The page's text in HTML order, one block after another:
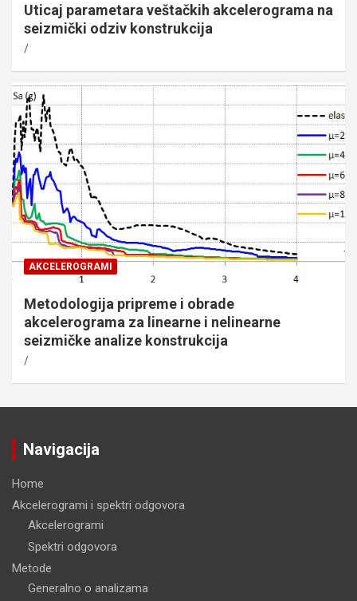
Uticaj parametara veštačkih akcelerograma na
seizmički odziv konstrukcija
AKCELEROGRAMI
Metodologija pripreme i obrade
akcelerograma za linearne i nelinearne
seizmičke analize konstrukcija
Navigacija
Home
Akcelerogrami i spektri odgovora
Akcelerogrami
Spektri odgovora
Metode
Generalno o analizama